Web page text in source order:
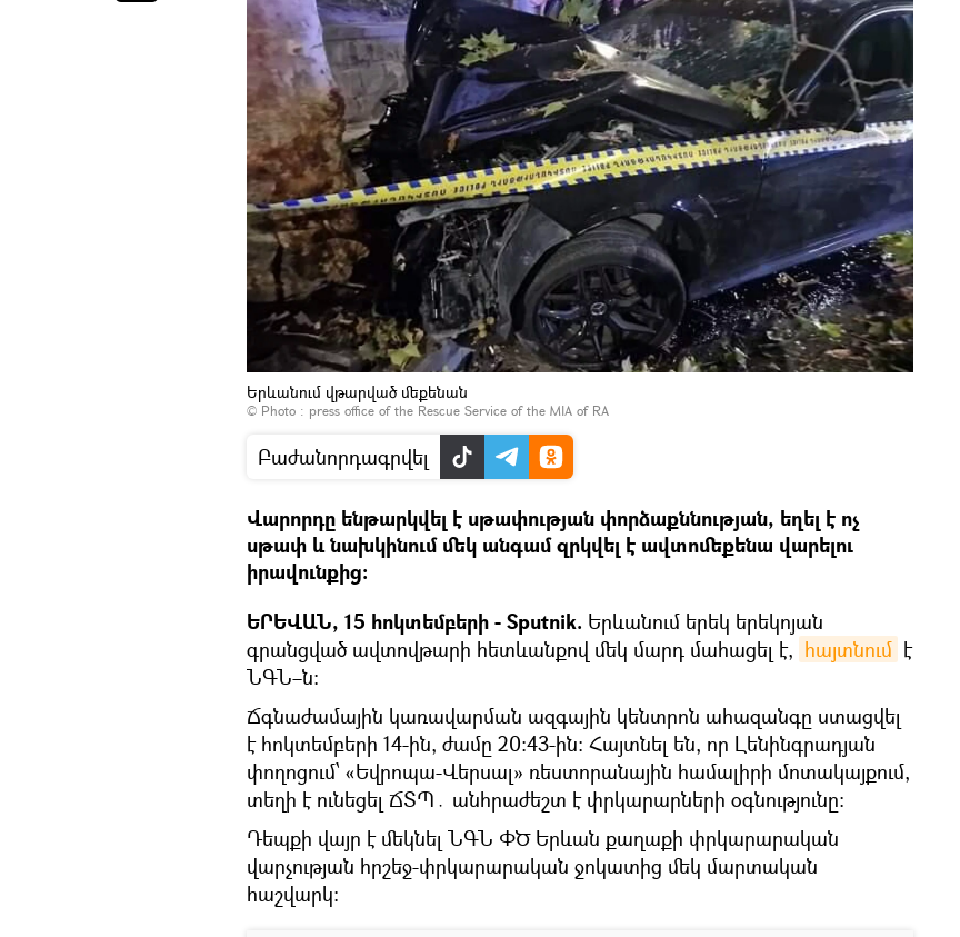
Երևանում վթարված մեքենան
© Photo : press office of the Rescue Service of the MIA of RA
Բաժանորդագրվել
Վարորդը ենթարկվել է սթափության փորձաքննության, եղել է ոչ
սթափ և նախկինում մեկ անգամ զրկվել է ավտոմեքենա վարելու
իրավունքից։
ԵՐԵՎԱՆ, 15 հոկտեմբերի - Sputnik. Երևանում երեկ երեկոյան
գրանցված ավտովթարի հետևանքով մեկ մարդ մահացել է, հայտնում է
ՆԳՆ–ն։
Ճգնաժամային կառավարման ազգային կենտրոն ահազանգը ստացվել
է հոկտեմբերի 14-ին, ժամը 20։43-ին։ Հայտնել են, որ Լենինգրադյան
փողոցում՝ «Եվրոպա-Վերսալ» ռեստորանային համալիրի մոտակայքում,
տեղի է ունեցել ՃՏՊ․ անհրաժեշտ է փրկարարների օգնությունը։
Դեպքի վայր է մեկնել ՆԳՆ ՓԾ Երևան քաղաքի փրկարարական
վարչության հրշեջ-փրկարարական ջոկատից մեկ մարտական
հաշվարկ։